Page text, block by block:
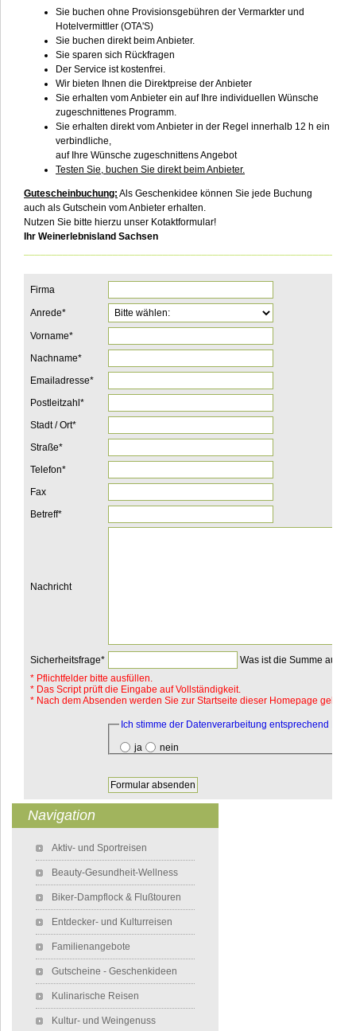
Sie buchen ohne Provisionsgebühren der Vermarkter und
Hotelvermittler (OTA'S)
Sie buchen direkt beim Anbieter.
Sie sparen sich Rückfragen
Der Service ist kostenfrei.
Wir bieten Ihnen die Direktpreise der Anbieter
Sie erhalten vom Anbieter ein auf Ihre individuellen Wünsche
zugeschnittenes Programm.
Sie erhalten direkt vom Anbieter in der Regel innerhalb 12 h ein
verbindliche,
auf Ihre Wünsche zugeschnittens Angebot
Testen Sie, buchen Sie direkt beim Anbieter.
Gutescheinbuchung: Als Geschenkidee können Sie jede Buchung
auch als Gutschein vom Anbieter erhalten.
Nutzen Sie bitte hierzu unser Kotaktformular!
Ihr Weinerlebnisland Sachsen
Firma
Pflichtfeld
Anrede*
Pflichtfeld
Vorname*
Pflichtfeld
Nachname*
Pflichtfeld
Emailadresse*
Pflichtfeld
Postleitzahl *
Pflichtfeld
Stadt / Ort*
Pflichtfeld
Straße*
Pflichtfeld
Telefon*
Fax
Pflichtfeld
Betreff*
Nachricht
Pflichtfeld
Sicherheitsfrage*
Was ist die Summe aus 7
* Pflichtfelder bitte ausfüllen.
* Das Script prüft die Eingabe auf Vollständigkeit.
* Nach dem Absenden werden Sie zur Startseite dieser Homepage geleitet.
Pflichtfeld
Ich stimme der Datenverarbeitung entsprechend
ja nein
Navigation
Aktiv- und Sportreisen
Beauty-Gesundheit-Wellness
Biker-Dampflock & Flußtouren
Entdecker- und Kulturreisen
Familienangebote
Gutscheine - Geschenkideen
Kulinarische Reisen
Kultur- und Weingenuss